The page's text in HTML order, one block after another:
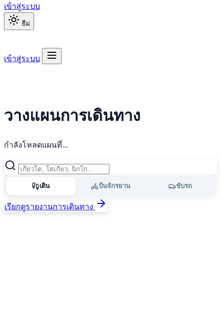
เข้าสู่ระบบ
ธีม
เข้าสู่ระบบ
วางแผนการเดินทาง
กำลังโหลดแผนที่...
เดิน ปั่นจักรยาน ขับรถ
เรียกดูรายงานการเดินทาง